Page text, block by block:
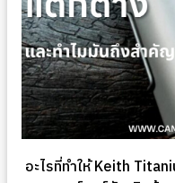
อะไรที่ทำให้ Keith